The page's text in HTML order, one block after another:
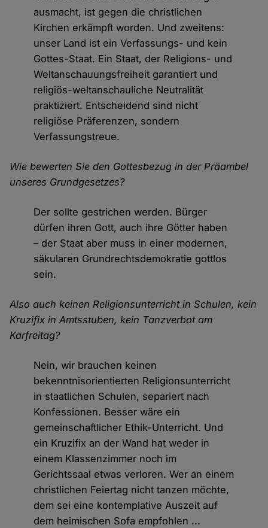
ausmacht, ist gegen die christlichen
Kirchen erkämpft worden. Und zweitens:
unser Land ist ein Verfassungs- und kein
Gottes-Staat. Ein Staat, der Religions- und
Weltanschauungsfreiheit garantiert und
religiös-weltanschauliche Neutralität
praktiziert. Entscheidend sind nicht
religiöse Präferenzen, sondern
Verfassungstreue.
Wie bewerten Sie den Gottesbezug in der Präambel
unseres Grundgesetzes?
Der sollte gestrichen werden. Bürger
dürfen ihren Gott, auch ihre Götter haben
– der Staat aber muss in einer modernen,
säkularen Grundrechtsdemokratie gottlos
sein.
Also auch keinen Religionsunterricht in Schulen, kein
Kruzifix in Amtsstuben, kein Tanzverbot am
Karfreitag?
Nein, wir brauchen keinen
bekenntnisorientierten Religionsunterricht
in staatlichen Schulen, separiert nach
Konfessionen. Besser wäre ein
gemeinschaftlicher Ethik-Unterricht. Und
ein Kruzifix an der Wand hat weder in
einem Klassenzimmer noch im
Gerichtssaal etwas verloren. Wer an einem
christlichen Feiertag nicht tanzen möchte,
dem sei eine kontemplative Auszeit auf
dem heimischen Sofa empfohlen ...